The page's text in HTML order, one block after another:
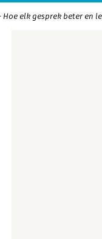
Hoe elk gesprek beter en